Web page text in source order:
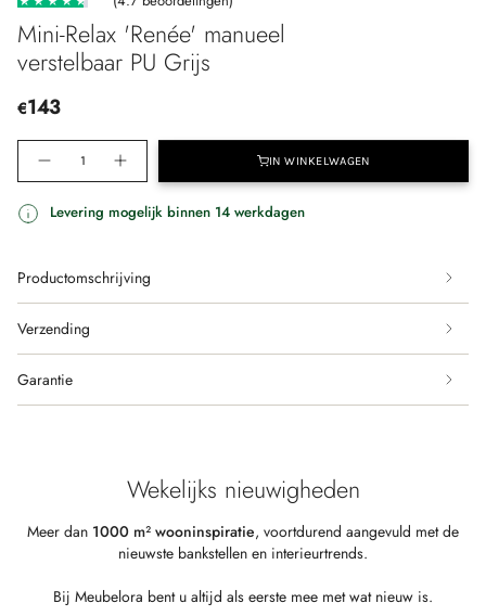
Mini-Relax 'Renée' manueel
verstelbaar PU Grijs
€143
Translation
missing:
nl.products.product.quantity
Translation
nl.products.product.quantity.decrease
Relax
'Renée'
Grijs"
IN WINKELWAGEN
Levering mogelijk binnen 14 werkdagen
Productomschrijving
Verzending
Garantie
Wekelijks nieuwigheden
Meer dan 1000 m² wooninspiratie, voortdurend aangevuld met de
nieuwste bankstellen en interieurtrends.
Bij Meubelora bent u altijd als eerste mee met wat nieuw is.